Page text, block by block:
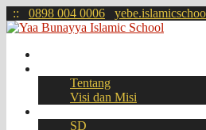
:: 0898 004 0006
Tentang
Visi dan Misi
SD